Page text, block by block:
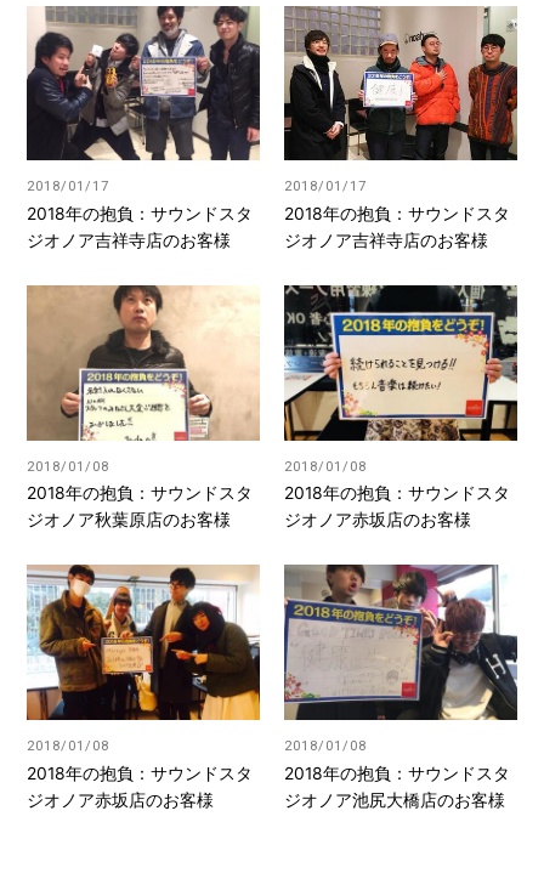
2018/01/17
2018年の抱負：サウンドスタ
ジオノア吉祥寺店のお客様
2018/01/17
2018年の抱負：サウンドスタ
ジオノア吉祥寺店のお客様
2018/01/08
2018年の抱負：サウンドスタ
ジオノア秋葉原店のお客様
2018/01/08
2018年の抱負：サウンドスタ
ジオノア赤坂店のお客様
2018/01/08
2018年の抱負：サウンドスタ
ジオノア赤坂店のお客様
2018/01/08
2018年の抱負：サウンドスタ
ジオノア池尻大橋店のお客様